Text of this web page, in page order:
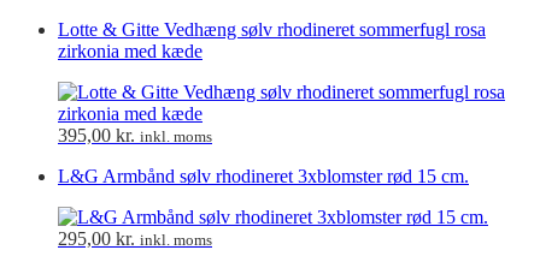
Lotte & Gitte Vedhæng sølv rhodineret sommerfugl rosa
zirkonia med kæde
395,00 kr. inkl. moms
L&G Armbånd sølv rhodineret 3xblomster rød 15 cm.
295,00 kr. inkl. moms